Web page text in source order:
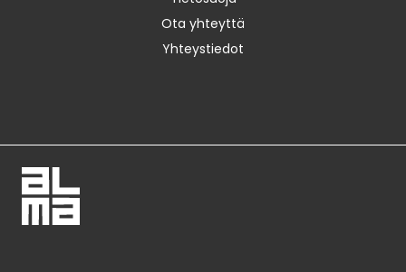
Ota yhteyttä
Yhteystiedot